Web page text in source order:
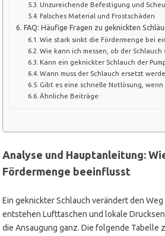
Unzureichende Befestigung und
Falsches Material und Frostschäden
FAQ: Häufige Fragen zu geknickten
Wie stark sinkt die Fördermenge bei
Wie kann ich messen, ob der Schlauch
Kann ein geknickter Schlauch der
Wann muss der Schlauch ersetzt
Gibt es eine schnelle Notlösung,
Ähnliche Beiträge:
Analyse und Hauptanleitung:
Fördermenge beeinflusst
Ein geknickter Schlauch verändert den
entstehen Lufttaschen und lokale
die Ansaugung ganz. Die folgende Tabelle